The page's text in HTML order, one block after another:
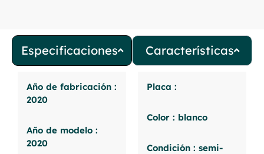
Especificaciones
Año de fabricación :
2020
Año de modelo :
2020
Características
Placa :
Color : blanco
Condición : semi-